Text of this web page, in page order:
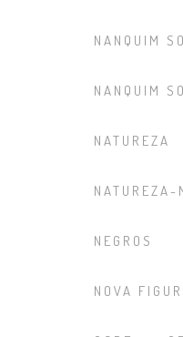
NANQUIM
NANQUIM
NATUREZA
NATUREZA-
NEGROS
NOVA